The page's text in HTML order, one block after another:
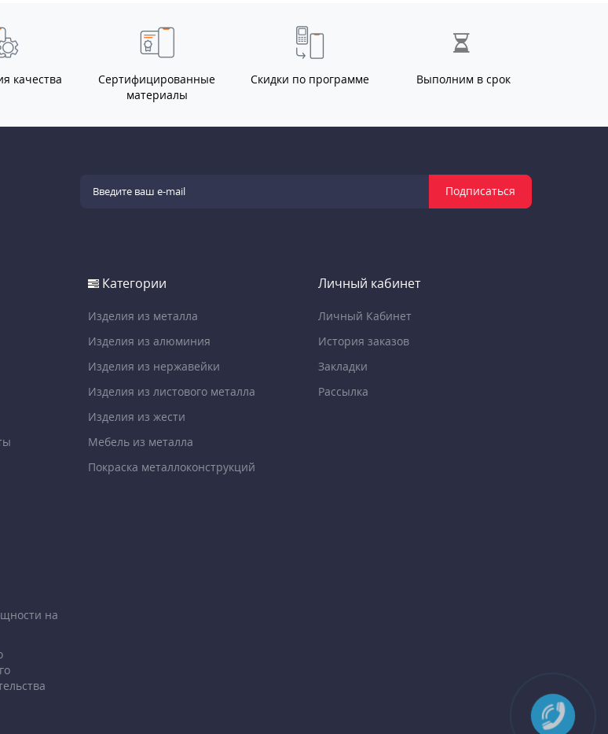
качества
Сертифицированные
материалы
Скидки по программе Выполним в срок
Подписаться
Категории
Изделия из металла
Изделия из алюминия
Изделия из нержавейки
Изделия из листового металла
Изделия из жести
Мебель из металла
Покраска металлоконструкций
Личный кабинет
Личный Кабинет
История заказов
Закладки
Рассылка
на